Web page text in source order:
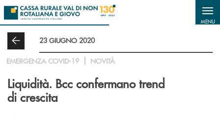
Salta al contenuto principale
MENU
23 GIUGNO 2020
EMERGENZA COVID-19 NOVITÀ
Liquidità. Bcc confermano trend
di crescita